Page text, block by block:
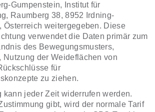
Gumpenstein, Institut für
Raumberg 38, 8952 Irdning-
Österreich weitergegeben. Diese
verwendet die Daten primär zum
des Bewegungsmusters,
Nutzung der Weideflächen von
für
zu ziehen.
kann jeder Zeit widerrufen werden.
gibt, wird der normale Tarif